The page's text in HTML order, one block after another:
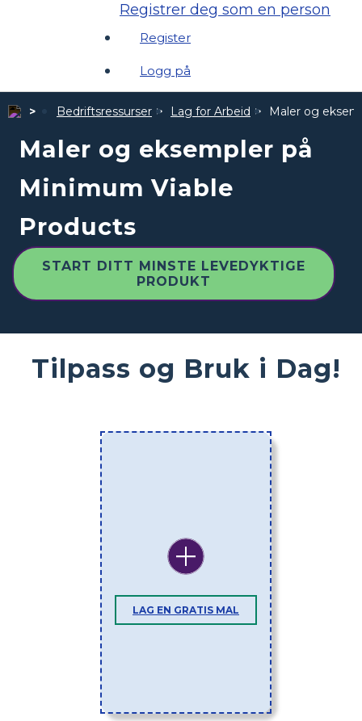
Registrer deg som en person
Register
Logg på
Bedriftsressurser Lag for Arbeid Maler og
Maler og eksempler på
Minimum Viable
Products
START DITT MINSTE LEVEDYKTIGE
PRODUKT
Tilpass og Bruk i Dag!
LAG EN GRATIS MAL